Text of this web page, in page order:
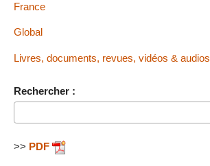
France
Global
Livres, documents, revues, vidéos & audios
Rechercher :
>> PDF